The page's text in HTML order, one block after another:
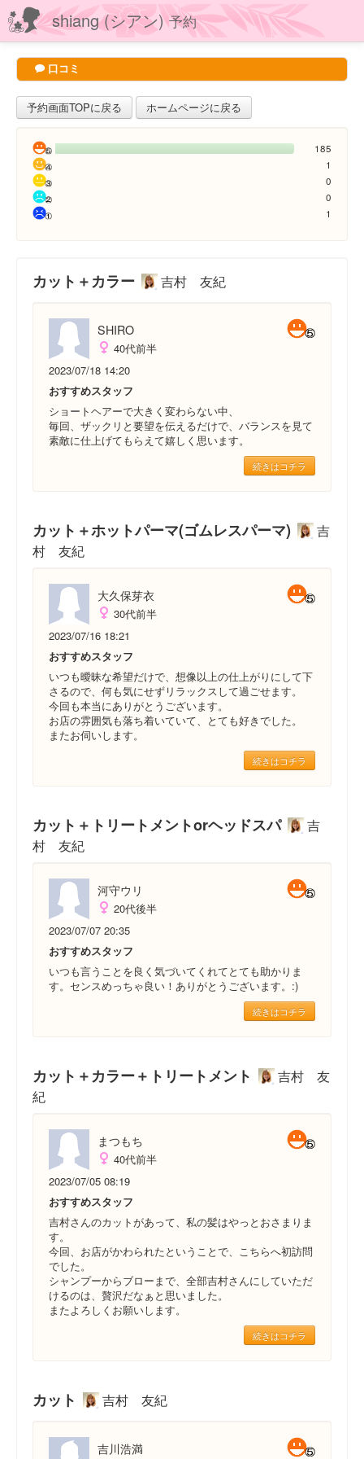
shiang (シアン)予約
口コミ
予約画面TOPに戻る ホームページに戻る
185
1
0
0
1
カット＋カラー 吉村 友紀
SHIRO
40代前半
2023/07/18 14:20
おすすめスタッフ
ショートヘアーで大きく変わらない中、
毎回、ザックリと要望を伝えるだけで、バランスを見て
素敵に仕上げてもらえて嬉しく思います。
続きはコチラ
カット＋ホットパーマ(ゴムレスパーマ)
吉
村 友紀
大久保芽衣
30代前半
2023/07/16 18:21
おすすめスタッフ
いつも曖昧な希望だけで、想像以上の仕上がりにして下
さるので、何も気にせずリラックスして過ごせます。
今回も本当にありがとうございます。
お店の雰囲気も落ち着いていて、とても好きでした。
またお伺いします。
続きはコチラ
カット＋トリートメントorヘッドスパ
吉
村 友紀
河守ウリ
20代後半
2023/07/07 20:35
おすすめスタッフ
いつも言うことを良く気づいてくれてとても助かりま
す。センスめっちゃ良い！ありがとうございます。:)
続きはコチラ
カット＋カラー＋トリートメント
吉村 友
紀
まつもち
40代前半
2023/07/05 08:19
おすすめスタッフ
吉村さんのカットがあって、私の髪はやっとおさまりま
す。
今回、お店がかわられたということで、こちらへ初訪問
でした。
シャンプーからブローまで、全部吉村さんにしていただ
けるのは、贅沢だなぁと思いました。
またよろしくお願いします。
続きはコチラ
カット 吉村 友紀
吉川浩満